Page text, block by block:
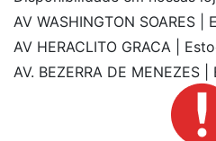
AV WASHINGTON SOARES
AV HERACLITO GRACA |
AV. BEZERRA DE MENEZES